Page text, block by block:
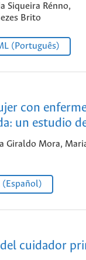
Siqueira Rénno,
Brito
(Português)
con
un estudio
Giraldo Mora,
(Español)
cuidador